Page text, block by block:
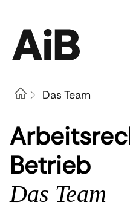
HomeDas Team
Betrieb
Das Team